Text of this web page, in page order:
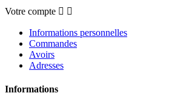
Votre compte  
Informations personnelles
Commandes
Avoirs
Adresses
Informations